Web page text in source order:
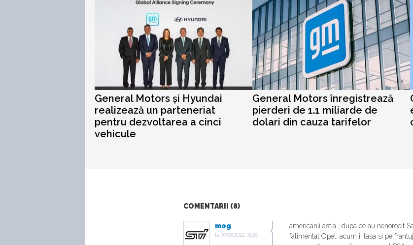
General Motors și Hyundai
realizează un parteneriat
pentru dezvoltarea a cinci
vehicule
General Motors înregistrează
pierderi de 1.1 miliarde de
dolari din cauza tarifelor
COMENTARII (8)
mog
la 07.08.2012, 15:29
americanii astia , dupa ce au nenorocit
falimentat Opel, acum ii lasa si pe